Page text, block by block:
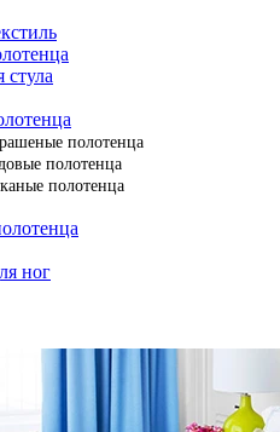
полотенца
полотенца
полотенца
ног